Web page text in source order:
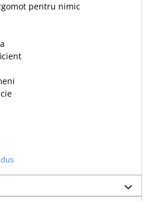
pentru nimic